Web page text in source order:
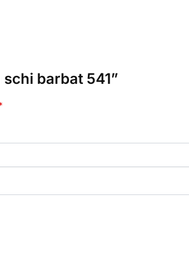
barbat 541”